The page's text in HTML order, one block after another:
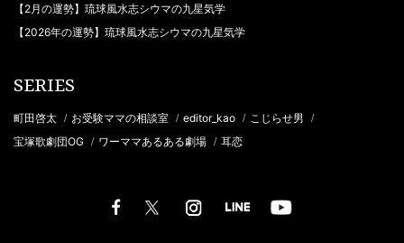
【2月の運勢】琉球風水志シウマの九星気学
【2026年の運勢】琉球風水志シウマの九星気学
SERIES
町田啓太 / お受験ママの相談室 / editor_kao / こじらせ男 /
宝塚歌劇団OG / ワーママあるある劇場 / 耳恋